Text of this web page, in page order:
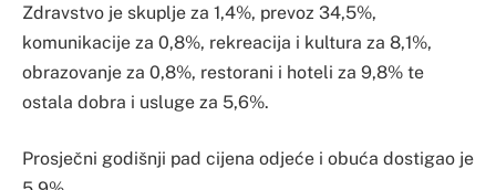
Zdravstvo je skuplje za 1,4%, prevoz 34,5%,
komunikacije za 0,8%, rekreacija i kultura za 8,1%,
obrazovanje za 0,8%, restorani i hoteli za 9,8% te
ostala dobra i usluge za 5,6%.
Prosječni godišnji pad cijena odjeće i obuća dostigao je